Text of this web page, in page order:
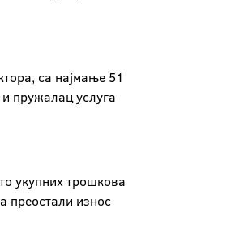
са најмање 51
пружалац услуга
укупних трошкова
преостали износ